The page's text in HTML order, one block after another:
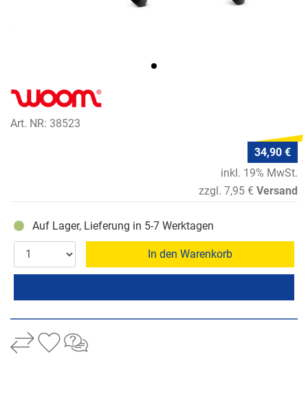
Art. NR: 38523
34,90 €
inkl. 19% MwSt.
zzgl. 7,95 € Versand
Auf Lager, Lieferung in 5-7 Werktagen
In den Warenkorb